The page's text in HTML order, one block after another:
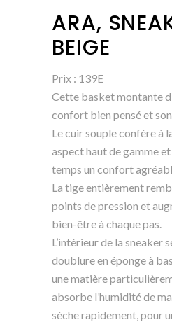
ARA,
BEIGE
Prix : 139E
Cette basket montante
confort bien pensé et
Le cuir souple confère à
aspect haut de gamme
temps un confort
La tige entièrement
points de pression et
bien-être à chaque pas.
L’intérieur de la sneaker
doublure en éponge à
une matière
absorbe l’humidité de
sèche rapidement, pour